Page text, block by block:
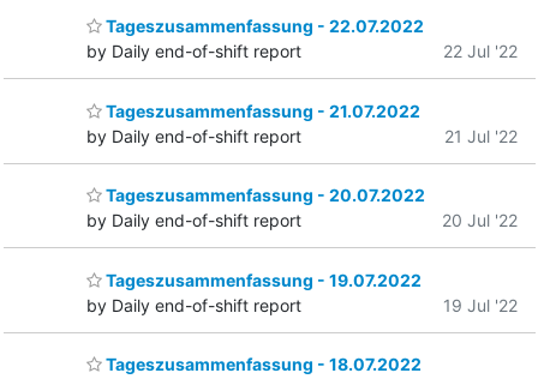
Tageszusammenfassung - 22.07.2022
by Daily end-of-shift report
22 Jul '22
Tageszusammenfassung - 21.07.2022
by Daily end-of-shift report
21 Jul '22
Tageszusammenfassung - 20.07.2022
by Daily end-of-shift report
20 Jul '22
Tageszusammenfassung - 19.07.2022
by Daily end-of-shift report
19 Jul '22
Tageszusammenfassung - 18.07.2022